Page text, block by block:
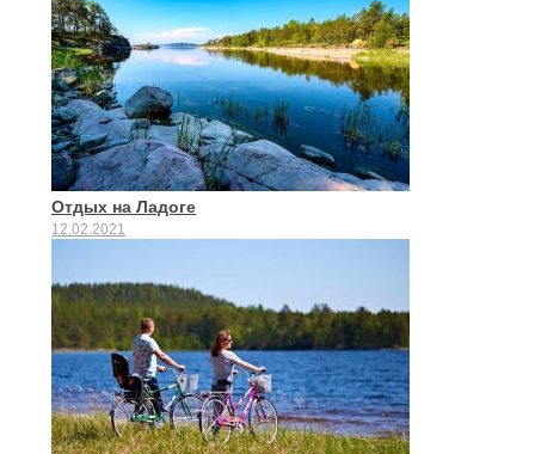
Отдых на Ладоге
12.02.2021